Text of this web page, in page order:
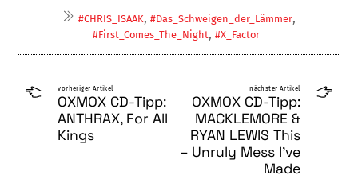
#CHRIS_ISAAK, #Das_Schweigen_der_Lämmer,
#First_Comes_The_Night,#X_Factor
vorheriger Artikel
OXMOX CD-Tipp:
ANTHRAX, For All
Kings
nächster Artikel
OXMOX CD-Tipp:
MACKLEMORE &
RYAN LEWIS This
– Unruly Mess I’ve
Made